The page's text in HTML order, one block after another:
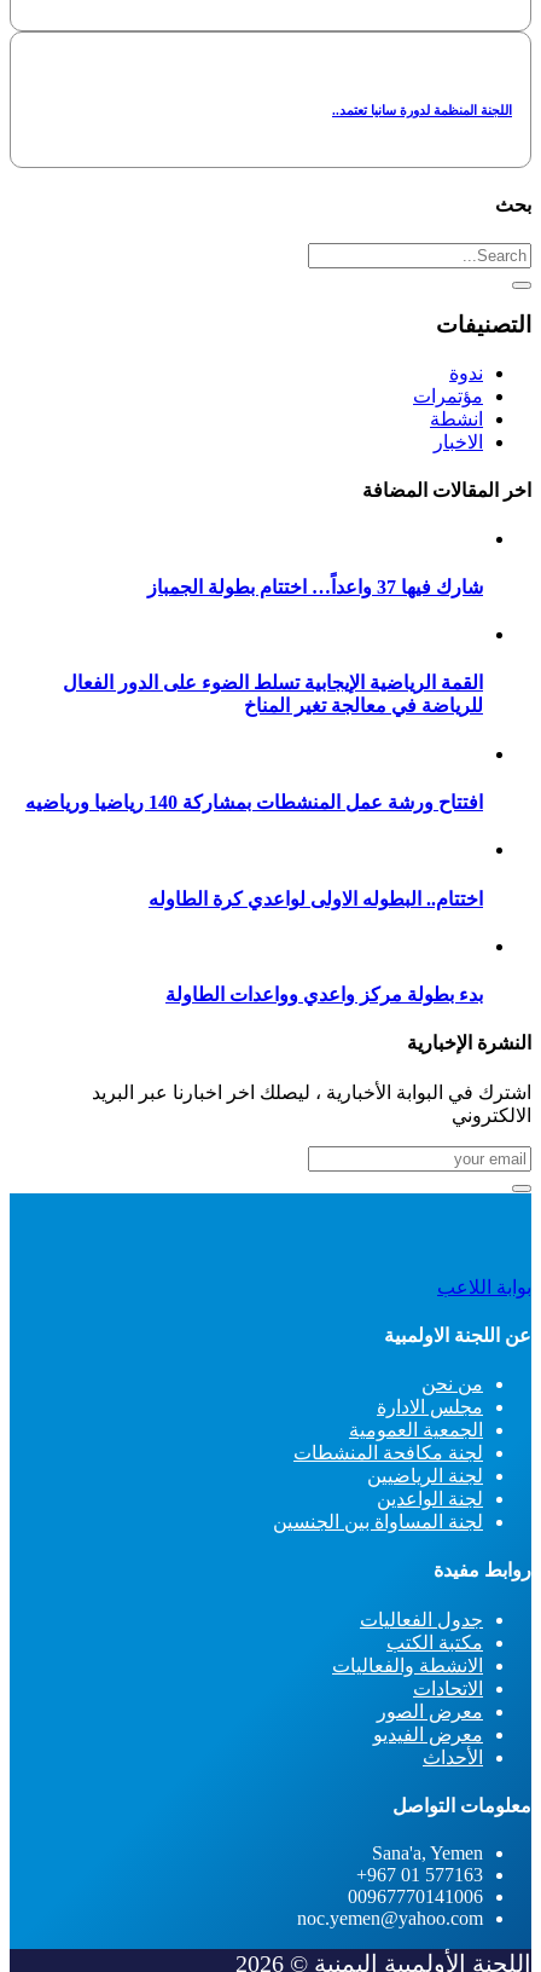
اللجنة المنظمة لدورة سانيا تعتمد..
بحث
التصنيفات
ندوة
مؤتمرات
انشطة
الاخبار
اخر المقالات المضافة
شارك فيها 37 واعداً… اختتام بطولة الجمباز
القمة الرياضية الإيجابية تسلط الضوء على الدور الفعال
للرياضة في معالجة تغير المناخ
افتتاح ورشة عمل المنشطات بمشاركة 140 رياضيا ورياضيه
اختتام.. البطوله الاولى لواعدي كرة الطاوله
بدء بطولة مركز واعدي وواعدات الطاولة
النشرة الإخبارية
اشترك في البوابة الأخبارية ، ليصلك اخر اخبارنا عبر البريد
الالكتروني
بوابة اللاعب
عن اللجنة الاولمبية
من نحن
مجلس الادارة
الجمعية العمومية
لجنة مكافحة المنشطات
لجنة الرياضيين
لجنة الواعدين
لجنة المساواة بين الجنسين
روابط مفيدة
جدول الفعاليات
مكتبة الكتب
الانشطة والفعاليات
الاتحادات
معرض الصور
معرض الفيديو
الأحداث
معلومات التواصل
Sana'a, Yemen
577163 01 967+
00967770141006
noc.yemen@yahoo.com
اللجنة الأولمبية اليمنية © 2026